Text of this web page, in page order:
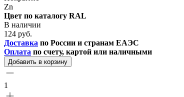
Zn
Цвет по каталогу RAL
В наличии
124 руб.
Доставка по России и странам ЕАЭС
Оплата по счету, картой или наличными
Добавить в корзину
1